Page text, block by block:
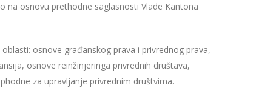
na osnovu prethodne saglasnosti Vlade Kantona
osnove građanskog prava i privrednog prava,
osnove reinžinjeringa privrednih društava,
za upravljanje privrednim društvima.